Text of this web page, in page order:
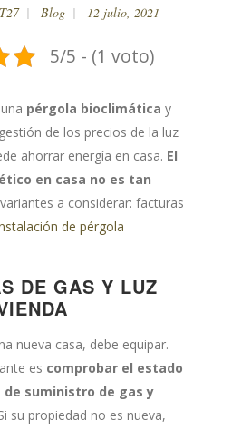
Blog 12 julio, 2021
5/5 - (1 voto)
pérgola bioclimática y
de los precios de la luz
ahorrar energía en casa. El
en casa no es tan
a considerar: facturas
de pérgola
DE GAS Y LUZ
nueva casa, debe equipar.
es comprobar el estado
de suministro de gas y
su propiedad no es nueva,